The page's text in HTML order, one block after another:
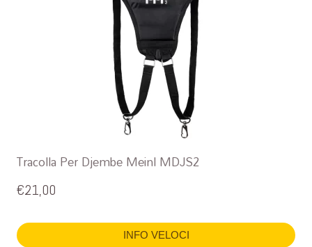
Tracolla Per Djembe Meinl MDJS2
€21,00
INFO VELOCI